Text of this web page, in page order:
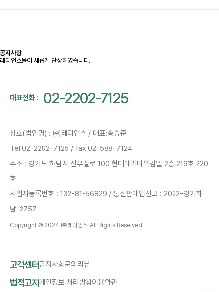
공지사항
레디언스몰이 새롭게 단장하였습니다.
대표전화 : 02-2202-7125
상호(법인명) : ㈜레디언스 / 대표:송승준
Tel 02-2202-7125 / fax 02-588-7124
주소 : 경기도 하남시 신우실로 100 현대테라타워감일 2층 219호,220
호
사업자등록번호 : 132-81-56829 / 통신판매업신고 : 2022-경기하
남-2757
Copyright © 2024 ㈜레디언스. All Rights Reserved.
고객센터공지사항문의 리뷰
법적고지 개인정보 처리방침이용약관